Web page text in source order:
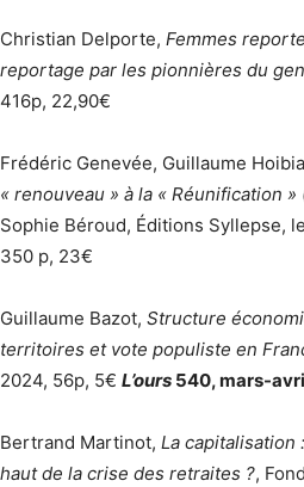
Christian Delporte, Femmes
reportage par les pionnières du
416p, 22,90€
Frédéric Genevée, Guillaume
« renouveau » à la « Réunification »
Sophie Béroud, Éditions Syllepse,
350 p, 23€
Guillaume Bazot, Structure
territoires et vote populiste en
2024, 56p, 5€ L’ours 540, mars-
Bertrand Martinot, La capitalisation
haut de la crise des retraites ?,